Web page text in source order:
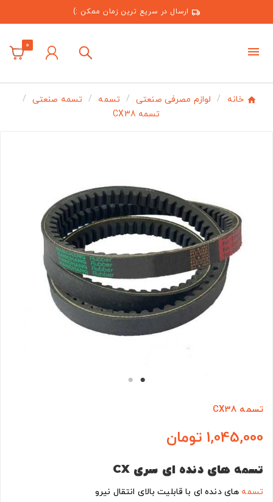
ارسال در سریع ترین زمان ممکن :)
0
خانه لوازم مصرفی صنعتی تسمه
تسمه صنعتی
تسمه CX38
تسمه CX38
1,045,000 تومان
تسمه های دنده ای سری
تسمه های دنده ای با قابلیت بالای انتقال نیرو